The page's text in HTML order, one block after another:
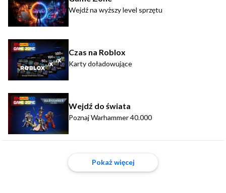
Wejdź na wyższy level sprzętu
Czas na Roblox
Karty doładowujące
Wejdź do świata
Poznaj Warhammer 40.000
Pokaż więcej